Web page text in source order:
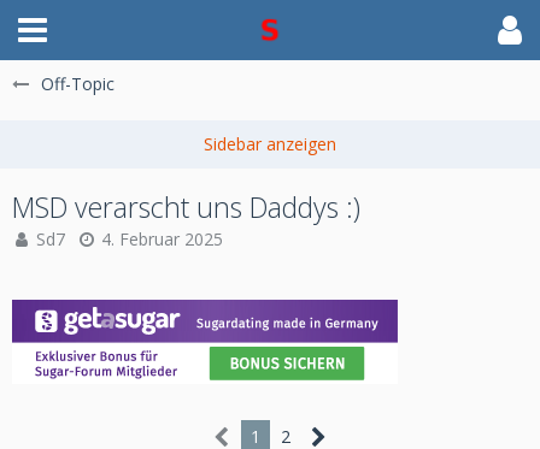
Off-Topic
MSD verarscht uns Daddys :)
Sd7 4. Februar 2025
1 2